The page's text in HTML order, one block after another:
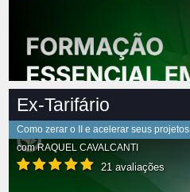
Ex-Tarifário
Como zerar o II e acelerar seus projetos
comRAQUEL CAVALCANTI
21 avaliações